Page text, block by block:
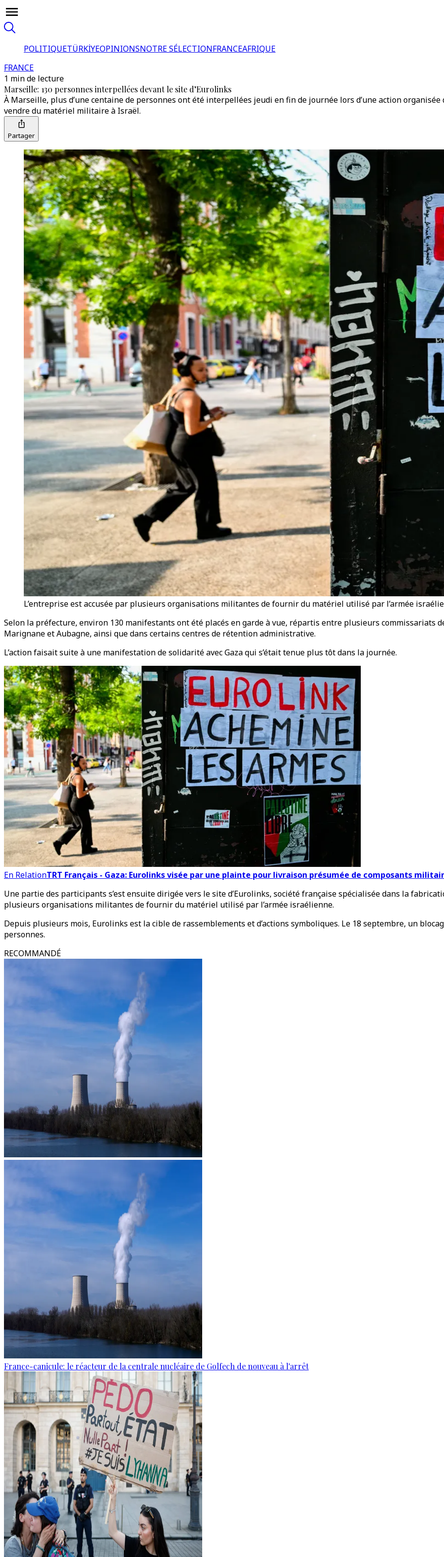
POLITIQUETÜRKİYEOPINIONSNOTRE SÉLECTIONFRANCEAFRIQUE
FRANCE
1 min de lecture
Marseille: 130 personnes interpellées devant le site d’Eurolinks
À Marseille, plus d’une centaine de personnes ont été interpellées jeudi en fin de journée lors d’une action organisée
vendre du matériel militaire à Israël.
Partager
L’entreprise est accusée par plusieurs organisations militantes de fournir du matériel utilisé par l’armée
Selon la préfecture, environ 130 manifestants ont été placés en garde à vue, répartis entre plusieurs commissariats
Marignane et Aubagne, ainsi que dans certains centres de rétention administrative.
L’action faisait suite à une manifestation de solidarité avec Gaza qui s’était tenue plus tôt dans la journée.
En RelationTRT Français - Gaza: Eurolinks visée par une plainte pour livraison présumée de composants
Une partie des participants s’est ensuite dirigée vers le site d’Eurolinks, société française spécialisée dans la
plusieurs organisations militantes de fournir du matériel utilisé par l’armée israélienne.
Depuis plusieurs mois, Eurolinks est la cible de rassemblements et d’actions symboliques. Le 18 septembre, un
personnes.
RECOMMANDÉ
France-canicule: le réacteur de la centrale nucléaire de Golfech de nouveau à l'arrêt